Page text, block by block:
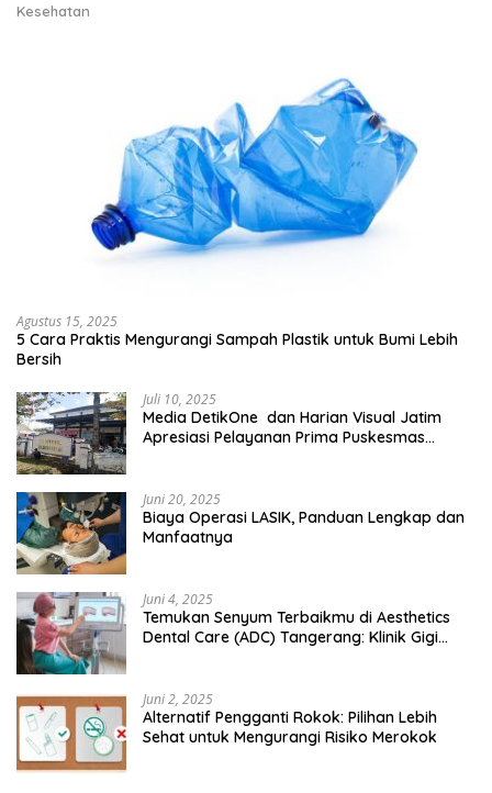
Kesehatan
Agustus 15, 2025
5 Cara Praktis Mengurangi Sampah Plastik untuk Bumi Lebih
Bersih
Juli 10, 2025
Media DetikOne dan Harian Visual Jatim
Apresiasi Pelayanan Prima Puskesmas
Juni 20, 2025
Biaya Operasi LASIK, Panduan Lengkap dan
Manfaatnya
Juni 4, 2025
Temukan Senyum Terbaikmu di Aesthetics
Dental Care (ADC) Tangerang: Klinik Gigi
Juni 2, 2025
Alternatif Pengganti Rokok: Pilihan Lebih
Sehat untuk Mengurangi Risiko Merokok